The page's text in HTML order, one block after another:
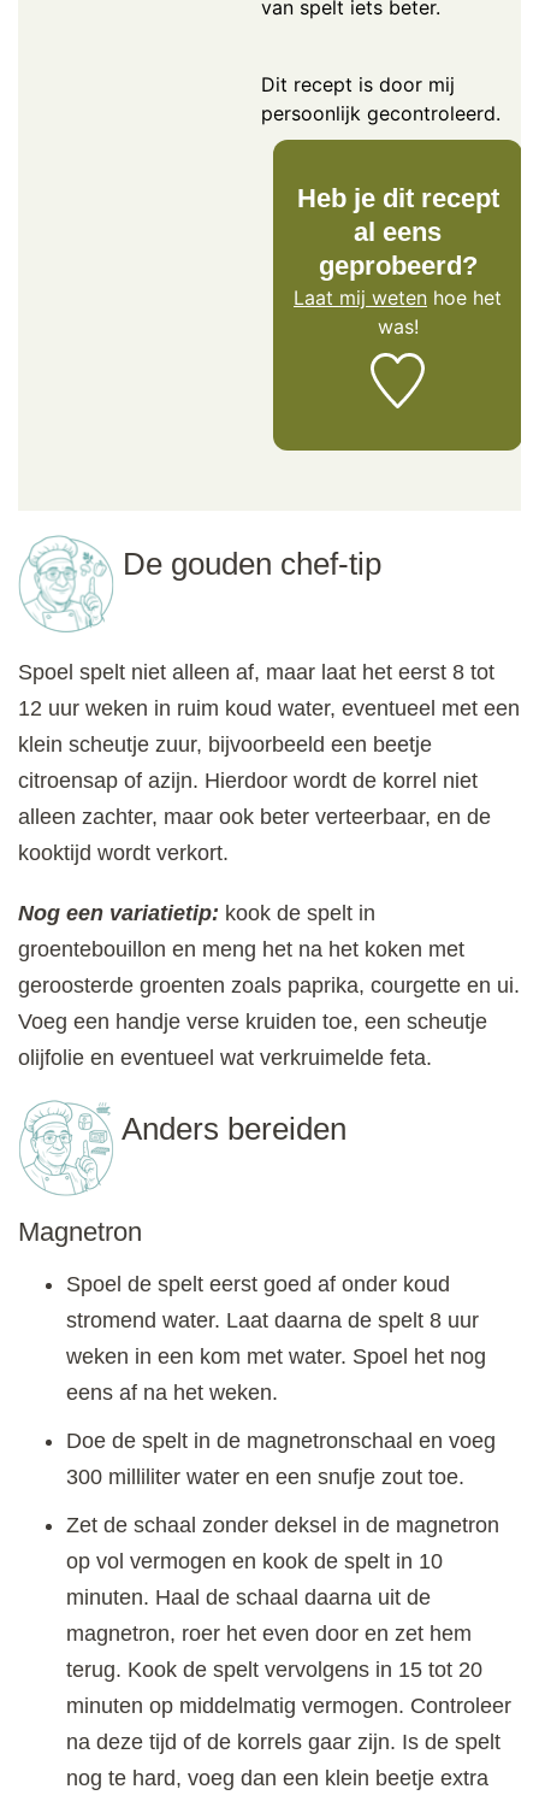
van spelt iets beter.
Dit recept is door mij
persoonlijk gecontroleerd.
Heb je dit recept
al eens
geprobeerd?
Laat mij weten hoe het
was!
De gouden chef-tip
Spoel spelt niet alleen af, maar laat het eerst 8 tot
12 uur weken in ruim koud water, eventueel met een
klein scheutje zuur, bijvoorbeeld een beetje
citroensap of azijn. Hierdoor wordt de korrel niet
alleen zachter, maar ook beter verteerbaar, en de
kooktijd wordt verkort.
Nog een variatietip: kook de spelt in
groentebouillon en meng het na het koken met
geroosterde groenten zoals paprika, courgette en ui.
Voeg een handje verse kruiden toe, een scheutje
olijfolie en eventueel wat verkruimelde feta.
Anders bereiden
Magnetron
Spoel de spelt eerst goed af onder koud
stromend water. Laat daarna de spelt 8 uur
weken in een kom met water. Spoel het nog
eens af na het weken.
Doe de spelt in de magnetronschaal en voeg
300 milliliter water en een snufje zout toe.
Zet de schaal zonder deksel in de magnetron
op vol vermogen en kook de spelt in 10
minuten. Haal de schaal daarna uit de
magnetron, roer het even door en zet hem
terug. Kook de spelt vervolgens in 15 tot 20
minuten op middelmatig vermogen. Controleer
na deze tijd of de korrels gaar zijn. Is de spelt
nog te hard, voeg dan een klein beetje extra